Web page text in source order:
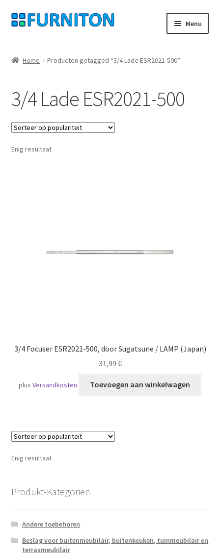
Ga
door
navigatie
Ga
naar
inhoud
Menu
Gegevensbescherming
Herroepingsrecht
Neem contact op met
Home Producten getagged “3/4 Lade ESR2021-500”
3/4 Lade ESR2021-500
Enig resultaat
3/4 Focuser ESR2021-500, door Sugatsune / LAMP (Japan)
31,99 €
plusVersandkosten Toevoegen aan winkelwagen
Enig resultaat
Produkt-Kategorien
Andere toebehoren
Beslag voor buitenmeubilair, buitenkeuken, tuinmeubilair en
terrasmeubilair